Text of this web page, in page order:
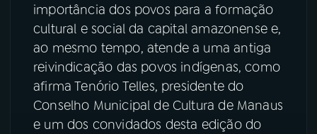
importância dos povos para a formação
cultural e social da capital amazonense e,
ao mesmo tempo, atende a uma antiga
reivindicação das povos indígenas, como
afirma Tenório Telles, presidente do
Conselho Municipal de Cultura de Manaus
e um dos convidados desta edição do